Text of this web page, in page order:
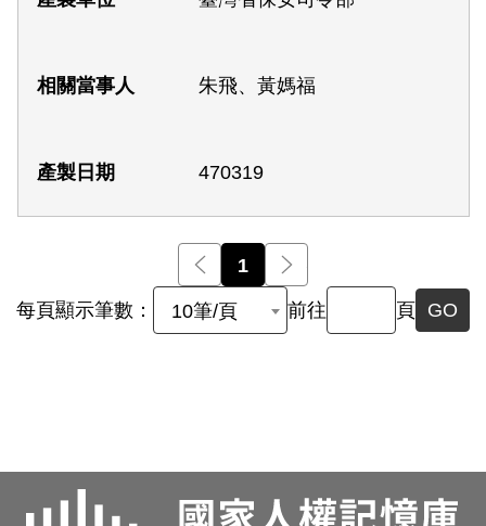
朱飛、黃媽福
470319
前一頁
1
每頁顯示筆數： 10筆/頁 前往 頁 GO